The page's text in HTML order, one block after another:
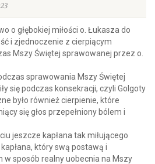
o głębokiej miłości o. Łukasza do
i zjednoczenie z cierpiącym
Mszy Świętej sprawowanej przez o.
sprawowania Mszy Świętej
się podczas konsekracji, czyli Golgoty
było również cierpienie, które
się głos przepełniony bólem i
jeszcze kapłana tak miłującego
który swą postawą i
sposób realny uobecnia na Mszy